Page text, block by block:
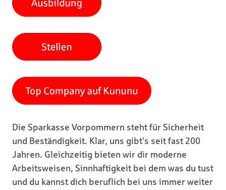
Die Sparkasse Vorpommern steht für Sicherheit
und Beständigkeit. Klar, uns gibt's seit fast 200
Jahren. Gleichzeitig bieten wir dir moderne
Arbeitsweisen, Sinnhaftigkeit bei dem was du tust
und du kannst dich beruflich bei uns immer weiter